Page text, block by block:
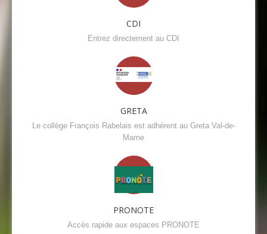
CDI
Entrez directement au CDI
GRETA
Le collège François Rabelais est adhérent au Greta Val-de-
Marne
PRONOTE
Accès rapide aux espaces PRONOTE